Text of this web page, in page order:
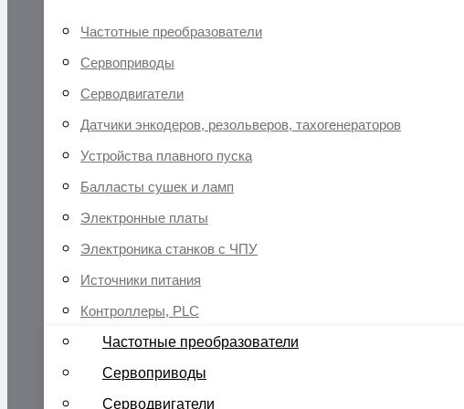
Частотные преобразователи
Сервоприводы
Серводвигатели
Датчики энкодеров, резольверов, тахогенераторов
Устройства плавного пуска
Балласты сушек и ламп
Электронные платы
Электроника станков с ЧПУ
Источники питания
Контроллеры, PLC
Частотные преобразователи
Сервоприводы
Серводвигатели